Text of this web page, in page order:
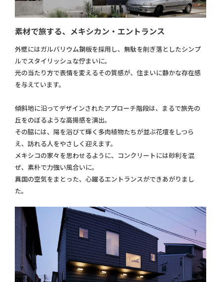
素材で旅する、メキシカン・エントランス
外壁にはガルバリウム鋼板を採用し、無駄を削ぎ落としたシンプ
ルでスタイリッシュな佇まいに。
光の当たり方で表情を変えるその質感が、住まいに静かな存在感
を与えています。
傾斜地に沿ってデザインされたアプローチ階段は、まるで旅先の
丘をのぼるような高揚感を演出。
その脇には、陽を浴びて輝く多肉植物たちが並ぶ花壇をしつら
え、訪れる人をやさしく迎えます。
メキシコの家々を思わせるように、コンクリートには砂利を混
ぜ、素朴で力強い風合いに。
異国の空気をまとった、心躍るエントランスができあがりまし
た。